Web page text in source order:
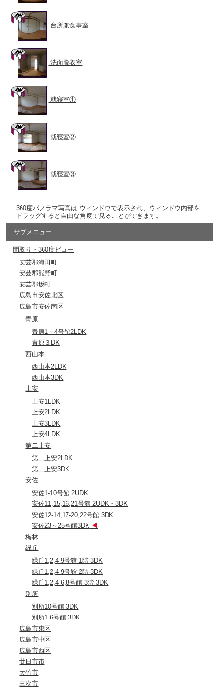
台所兼食事室
洗面脱衣室
就寝室①
就寝室②
就寝室③
360度パノラマ写真は ウィンドウで表示され、ウィンドウ内部を
ドラッグすると自由な角度で見ることができます。
サブメニュー
間取り・360度ビュー
安芸郡海田町
安芸郡熊野町
安芸郡坂町
広島市安佐北区
広島市安佐南区
青原
青原1・4号館2LDK
青原３DK
西山本
西山本2LDK
西山本3DK
上安
上安1LDK
上安2LDK
上安3LDK
上安4LDK
第二上安
第二上安2LDK
第二上安3DK
安佐
安佐1-10号館 2UDK
安佐11,15,16,21号館 2UDK・3DK
安佐12-14,17-20,22号館 3DK
安佐23～25号館3DK
梅林
緑丘
緑丘1,2,4-9号館 1階 3DK
緑丘1,2,4-9号館 2階 3DK
緑丘1,2,4-6,8号館 3階 3DK
別所
別所10号館 3DK
別所1-6号館 3DK
広島市東区
広島市中区
広島市西区
廿日市市
大竹市
三次市